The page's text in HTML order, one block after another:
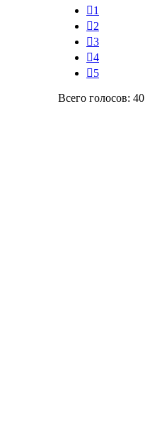
1
2
3
4
5
Всего голосов: 40